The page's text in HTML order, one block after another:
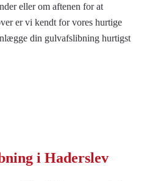
eller om aftenen for at
er vi kendt for vores hurtige
din gulvafslibning hurtigst
i Haderslev